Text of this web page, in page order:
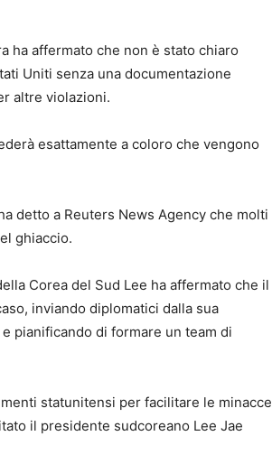
ha affermato che non è stato chiaro
Uniti senza una documentazione
altre violazioni.
esattamente a coloro che vengono
detto a Reuters News Agency che molti
ghiaccio.
Corea del Sud Lee ha affermato che il
inviando diplomatici dalla sua
pianificando di formare un team di
statunitensi per facilitare le minacce
il presidente sudcoreano Lee Jae